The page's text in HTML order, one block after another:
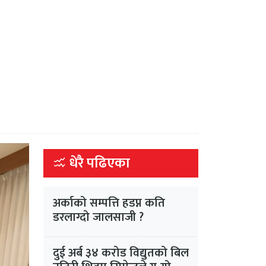
धेरै पढिएका
अर्काको सम्पत्ति हडप्न कति
डरलाग्दो जालसाजी ?
दुई अर्ब ३४ करोड विद्युतको बिल